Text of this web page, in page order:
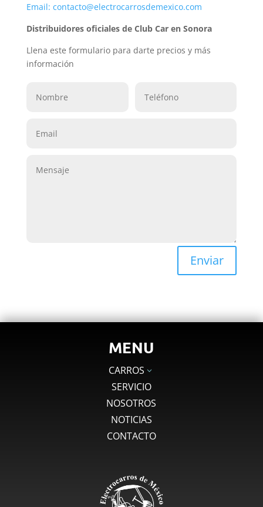
Email: contacto@electrocarrosdemexico.com
Distribuidores oficiales de Club Car en Sonora
Llena este formulario para darte precios y más
información
Enviar
MENU
CARROS 3
SERVICIO
NOSOTROS
NOTICIAS
CONTACTO